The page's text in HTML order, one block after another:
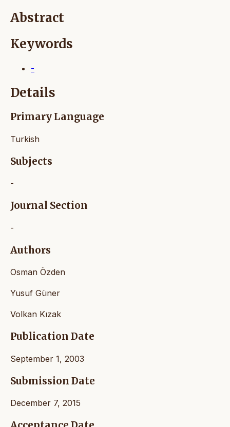
Abstract
Keywords
-
Details
Primary Language
Turkish
Subjects
-
Journal Section
-
Authors
Osman Özden
Yusuf Güner
Volkan Kızak
Publication Date
September 1, 2003
Submission Date
December 7, 2015